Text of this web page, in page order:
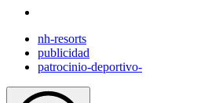
nh-resorts
publicidad
patrocinio-deportivo-